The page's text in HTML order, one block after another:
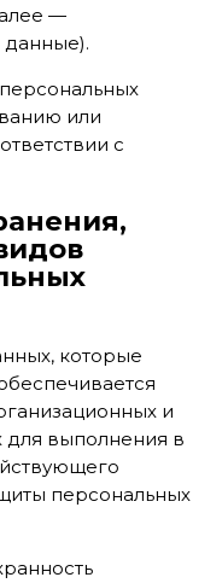
—
или
с
которые
и
для выполнения в
персональных